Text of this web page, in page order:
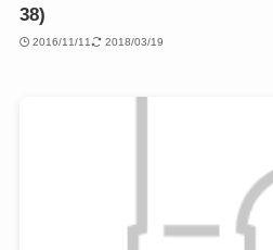
38)
2016/11/11 2018/03/19